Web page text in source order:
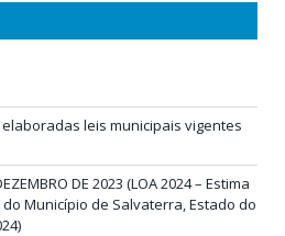
leis municipais vigentes
DE 2023 (LOA 2024 – Estima
Município de Salvaterra, Estado do